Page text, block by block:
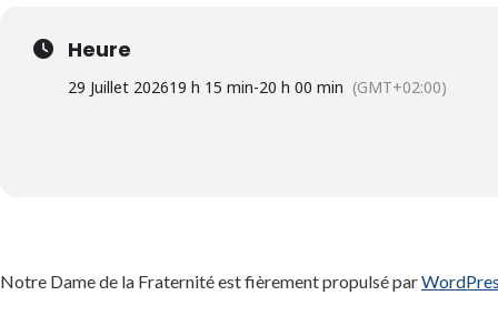
Heure
29 Juillet 202619 h 15 min-20 h 00 min (GMT+02:00)
Notre Dame de la Fraternité est fièrement propulsé par